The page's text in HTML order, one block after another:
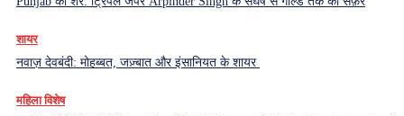
शायर
नवाज़ देवबंदी: मोहब्बत, जज़्बात और इंसानियत के शायर
महिला विशेष